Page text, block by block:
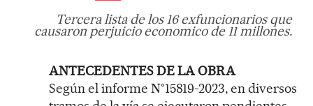
Tercera lista de los 16 exfuncionarios que
causaron perjuicio economico de 11 millones.
ANTECEDENTES DE LA OBRA
Según el informe N°15819-2023, en diversos